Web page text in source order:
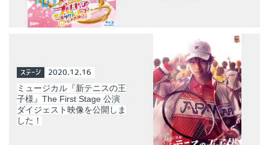
ステージ 2020.12.16
ミュージカル『新テニスの王
子様』The First Stage 公演
ダイジェスト映像を公開しま
した！